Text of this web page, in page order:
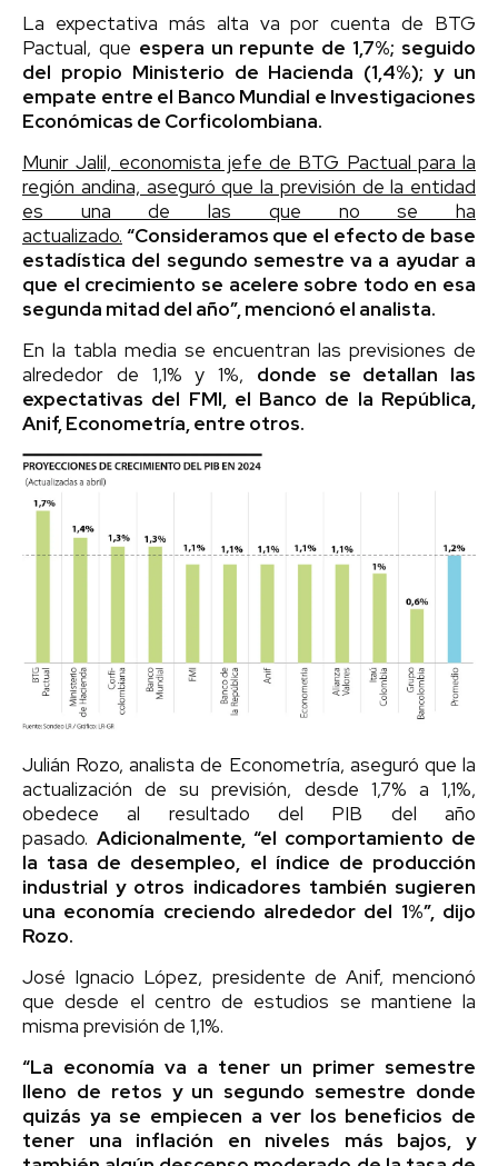
La expectativa más alta va por cuenta de BTG
Pactual, que espera un repunte de 1,7%; seguido
del propio Ministerio de Hacienda (1,4%); y un
empate entre el Banco Mundial e Investigaciones
Económicas de Corficolombiana.
Munir Jalil, economista jefe de BTG Pactual para la
región andina, aseguró que la previsión de la entidad
es una de las que no se ha
actualizado. “Consideramos que el efecto de base
estadística del segundo semestre va a ayudar a
que el crecimiento se acelere sobre todo en esa
segunda mitad del año”, mencionó el analista.
En la tabla media se encuentran las previsiones de
alrededor de 1,1% y 1%, donde se detallan las
expectativas del FMI, el Banco de la República,
Anif, Econometría, entre otros.
Julián Rozo, analista de Econometría, aseguró que la
actualización de su previsión, desde 1,7% a 1,1%,
obedece al resultado del PIB del año
pasado. Adicionalmente, “el comportamiento de
la tasa de desempleo, el índice de producción
industrial y otros indicadores también sugieren
una economía creciendo alrededor del 1%”, dijo
Rozo.
José Ignacio López, presidente de Anif, mencionó
que desde el centro de estudios se mantiene la
misma previsión de 1,1%.
“La economía va a tener un primer semestre
lleno de retos y un segundo semestre donde
quizás ya se empiecen a ver los beneficios de
tener una inflación en niveles más bajos, y